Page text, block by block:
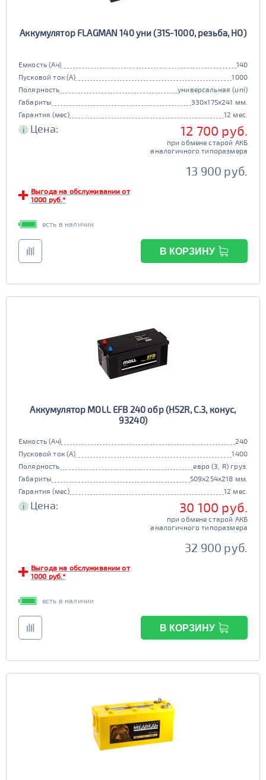
274
275
242
нет
да
EFB
да
Аккумулятор FLAGMAN 140 уни (31S-1000, резьба, HO)
Емкость (Ач)
140
Пусковой ток (А)
1000
Полярность
универсальная (uni)
Габариты
330x175x241 мм.
Гарантия (мес)
12 мес.
i Цена: 12 700 руб.
при обмене старой АКБ
аналогичного типоразмера
13 900 руб.
Выгода на обслуживании от
1000 руб.*
есть в наличии
В КОРЗИНУ
Аккумулятор MOLL EFB 240 обр (H52R, C.3, конус,
93240)
Емкость (Ач)
240
Пусковой ток (А)
1400
Полярность
евро (3, R) груз.
Габариты
509x254x218 мм.
Гарантия (мес)
12 мес.
i Цена: 30 100 руб.
при обмене старой АКБ
аналогичного типоразмера
32 900 руб.
Выгода на обслуживании от
1000 руб.*
есть в наличии
В КОРЗИНУ